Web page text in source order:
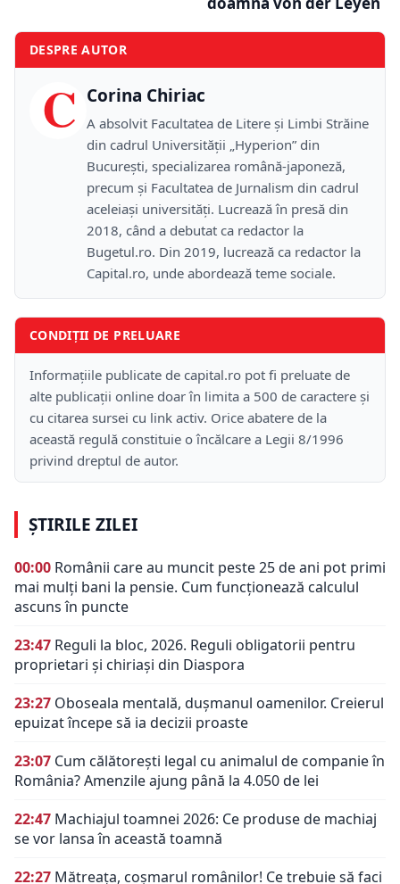
DESPRE AUTOR
C Corina Chiriac
A absolvit Facultatea de Litere și Limbi Străine
din cadrul Universității „Hyperion” din
București, specializarea română-japoneză,
precum și Facultatea de Jurnalism din cadrul
aceleiași universități. Lucrează în presă din
2018, când a debutat ca redactor la
Bugetul.ro. Din 2019, lucrează ca redactor la
Capital.ro, unde abordează teme sociale.
CONDIȚII DE PRELUARE
Informațiile publicate de capital.ro pot fi preluate de
alte publicații online doar în limita a 500 de caractere și
cu citarea sursei cu link activ. Orice abatere de la
această regulă constituie o încălcare a Legii 8/1996
privind dreptul de autor.
ȘTIRILE ZILEI
00:00 Românii care au muncit peste 25 de ani pot primi
mai mulți bani la pensie. Cum funcționează calculul
ascuns în puncte
23:47 Reguli la bloc, 2026. Reguli obligatorii pentru
proprietari și chiriași din Diaspora
23:27 Oboseala mentală, dușmanul oamenilor. Creierul
epuizat începe să ia decizii proaste
23:07 Cum călătorești legal cu animalul de companie în
România? Amenzile ajung până la 4.050 de lei
22:47 Machiajul toamnei 2026: Ce produse de machiaj
se vor lansa în această toamnă
22:27 Mătreața, coșmarul românilor! Ce trebuie să faci